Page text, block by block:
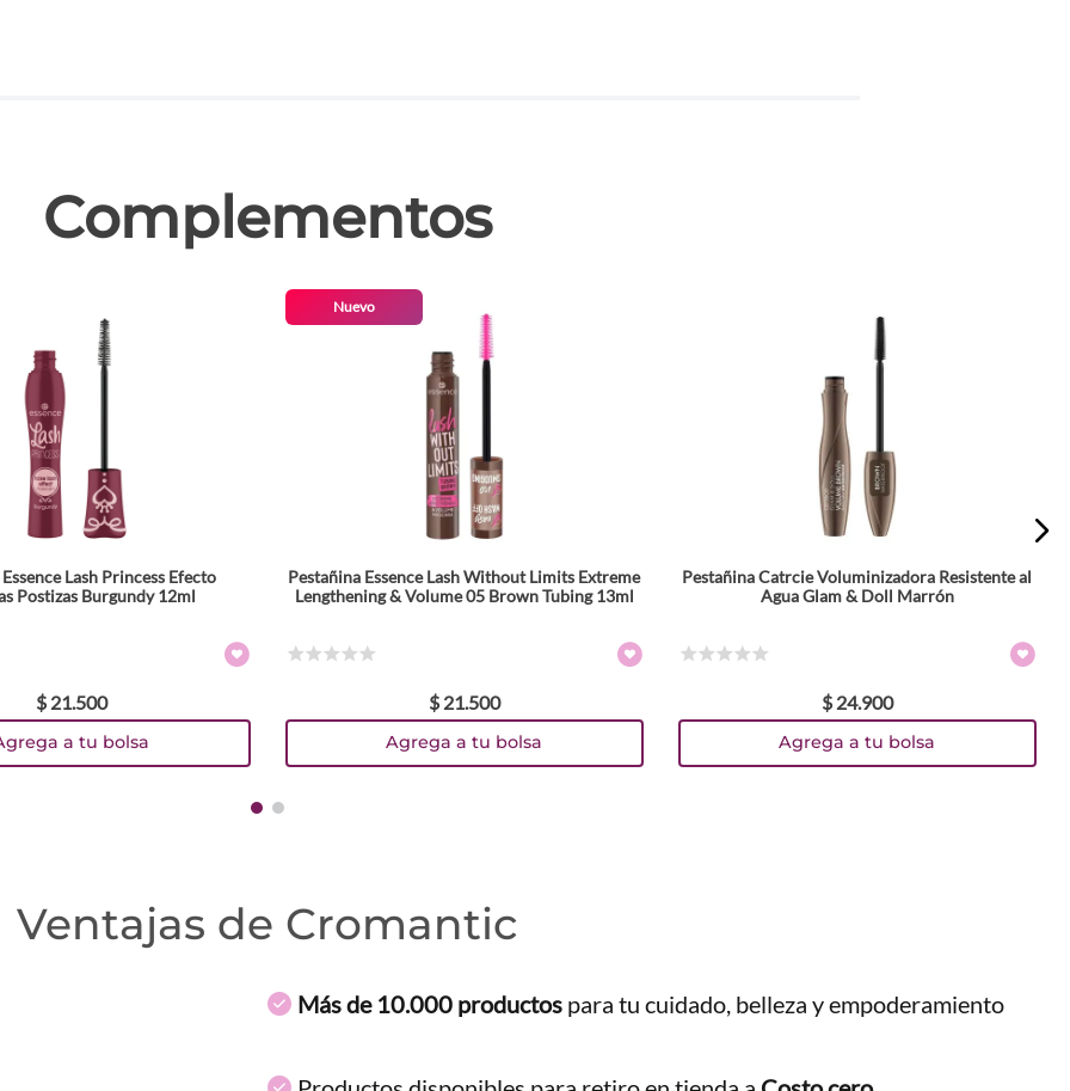
Complementos
Lash Princess Efecto
Postizas Burgundy 12ml
$ 21.500
a tu bolsa
Nuevo
Pestañina Essence Lash Without Limits Extreme
Lengthening & Volume 05 Brown Tubing 13ml
$ 21.500
Agrega a tu bolsa
Pestañina Catrcie Voluminizadora Resistente al
Agua Glam & Doll Marrón
$ 24.900
Agrega a tu bolsa
Ventajas de Cromantic
Más de 10.000 productos para tu cuidado, belleza y empoderamiento